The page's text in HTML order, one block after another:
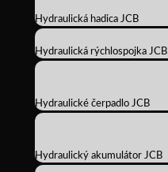
Hydraulická hadica JCB
Hydraulická rýchlospojka JCB
Hydraulické čerpadlo JCB
Hydraulický akumulátor JCB